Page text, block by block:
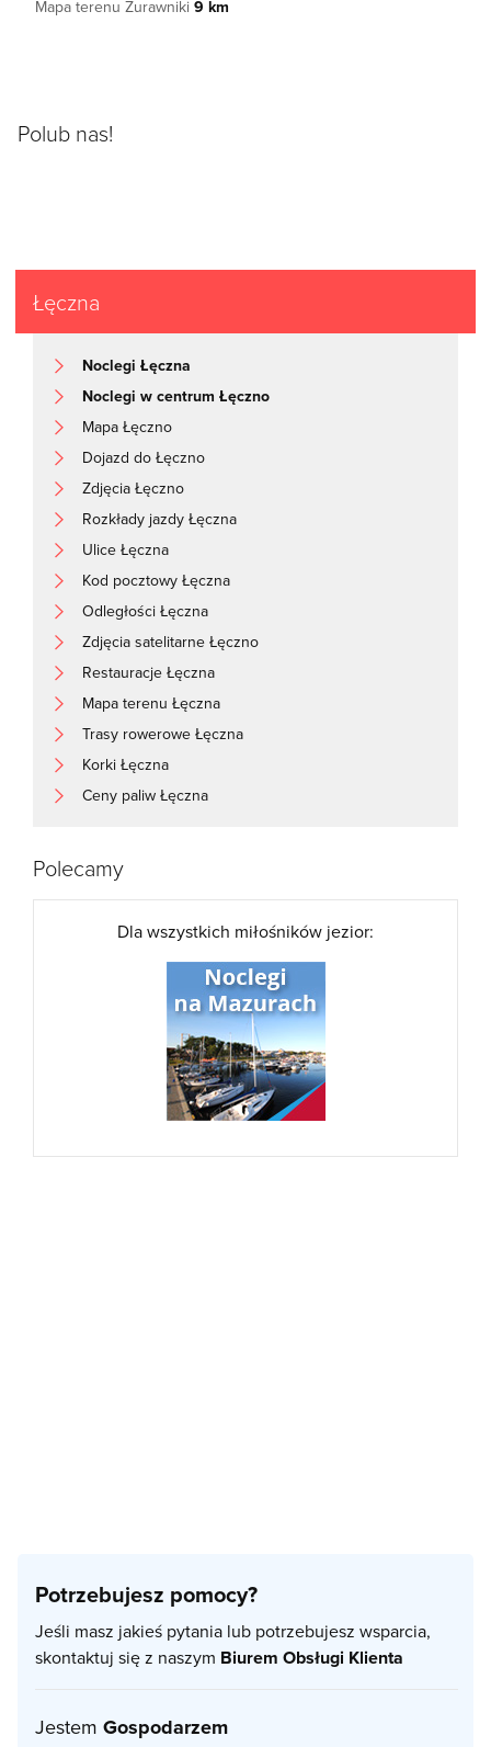
Mapa terenu Żurawniki 9 km
Polub nas!
Łęczna
Noclegi Łęczna
Noclegi w centrum Łęczno
Mapa Łęczno
Dojazd do Łęczno
Zdjęcia Łęczno
Rozkłady jazdy Łęczna
Ulice Łęczna
Kod pocztowy Łęczna
Odległości Łęczna
Zdjęcia satelitarne Łęczno
Restauracje Łęczna
Mapa terenu Łęczna
Trasy rowerowe Łęczna
Korki Łęczna
Ceny paliw Łęczna
Polecamy
Dla wszystkich miłośników jezior:
Potrzebujesz pomocy?
Jeśli masz jakieś pytania lub potrzebujesz wsparcia,
skontaktuj się z naszym Biurem Obsługi Klienta
Jestem Gospodarzem